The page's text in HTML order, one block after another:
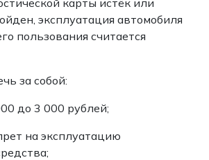
эксплуатация автомобиля
пользования считается
за собой:
до 3 000 рублей;
на эксплуатацию